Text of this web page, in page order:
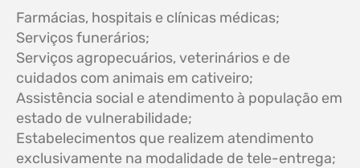
Farmácias, hospitais e clínicas médicas;
Serviços funerários;
Serviços agropecuários, veterinários e de
cuidados com animais em cativeiro;
Assistência social e atendimento à população em
estado de vulnerabilidade;
Estabelecimentos que realizem atendimento
exclusivamente na modalidade de tele-entrega;